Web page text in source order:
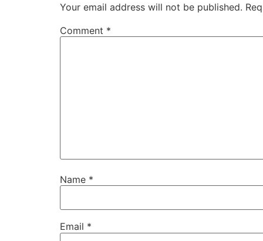
Your email address will not be published.
Comment *
Name *
Email *